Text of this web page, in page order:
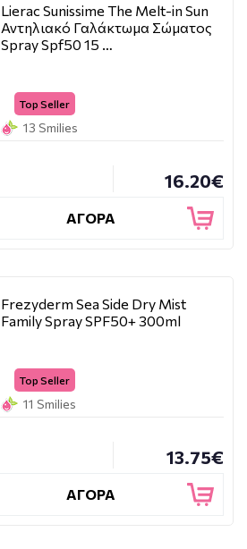
Lierac Sunissime The Melt-in Sun
Αντηλιακό Γαλάκτωμα Σώματος
Spray Spf50 15 …
Top Seller
13 Smilies
16.20€
ΑΓΟΡΑ
Frezyderm Sea Side Dry Mist
Family Spray SPF50+ 300ml
Top Seller
11 Smilies
13.75€
ΑΓΟΡΑ